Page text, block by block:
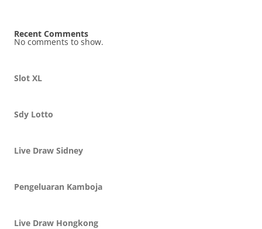
Recent Comments
No comments to show.
Slot XL
Sdy Lotto
Live Draw Sidney
Pengeluaran Kamboja
Live Draw Hongkong